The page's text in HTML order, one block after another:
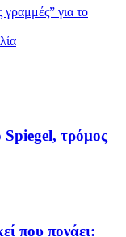
γραμμές” για το
Spiegel, τρόμος
που πονάει: